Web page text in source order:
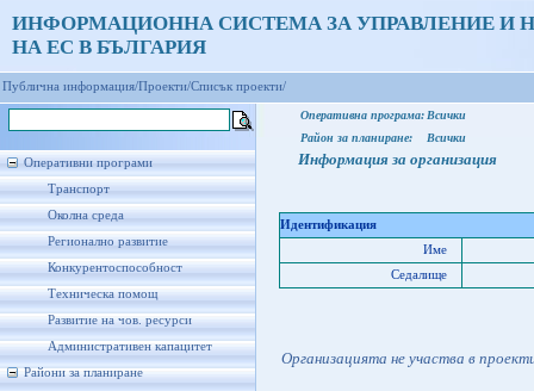
ИНФОРМАЦИОННА СИСТЕМА ЗА УПРАВЛЕНИЕ И
НА ЕС В БЪЛГАРИЯ
Публична информация/Проекти/Списък проекти/
Оперативни програми
Транспорт
Околна среда
Регионално развитие
Конкурентоспособност
Техническа помощ
Развитие на чов. ресурси
Административен капацитет
Райони за планиране
Оперативна програма: Всички
Район за планиране:
Всички
Информация за организация
Идентификация
Име
Седалище
Организацията не участва в